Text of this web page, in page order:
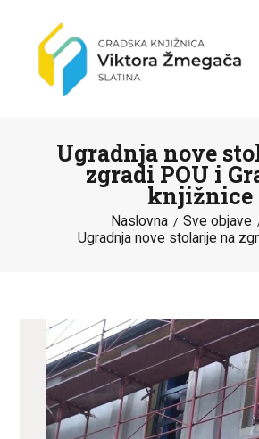
Ugradnja nove
zgradi POU i
knjižnice
Naslovna Sve objave
Ugradnja nove stolarije na
NASLOVNA
PROGRAMI I
KATALOG
O KNJIŽNICI
ZA KORISNIKE